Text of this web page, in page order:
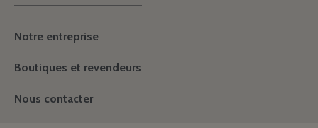
———————————————
Notre entreprise
Boutiques et revendeurs
Nous contacter